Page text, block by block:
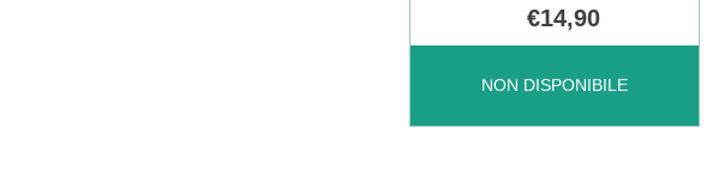
€14,90
NON DISPONIBILE
LENDINOUT